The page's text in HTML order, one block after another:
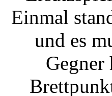
Einmal
und es
Gegner